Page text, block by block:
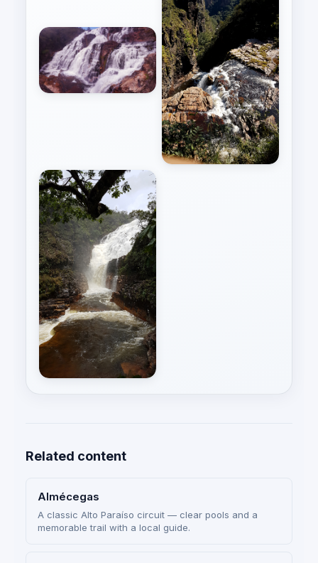
Related content
Almécegas
A classic Alto Paraíso circuit — clear pools and a
memorable trail with a local guide.